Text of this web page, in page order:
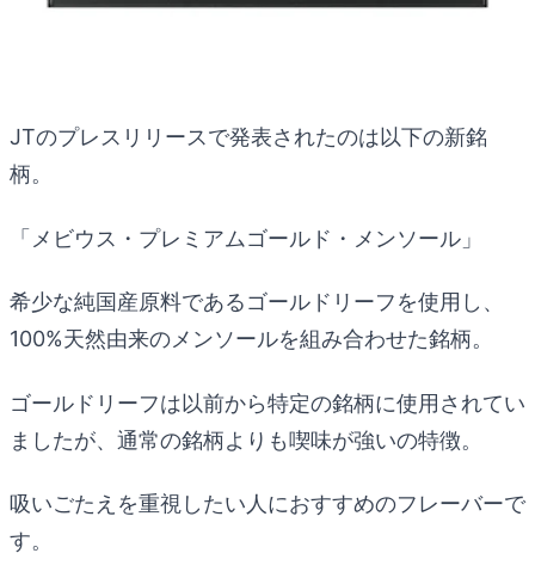
JTのプレスリリースで発表されたのは以下の新銘
柄。
「メビウス・プレミアムゴールド・メンソール」
希少な純国産原料であるゴールドリーフを使用し、
100%天然由来のメンソールを組み合わせた銘柄。
ゴールドリーフは以前から特定の銘柄に使用されてい
ましたが、通常の銘柄よりも喫味が強いの特徴。
吸いごたえを重視したい人におすすめのフレーバーで
す。